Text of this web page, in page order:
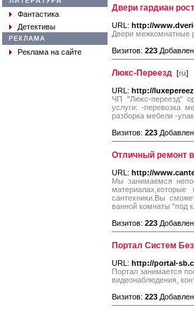
Фантастика
Детективы
Реклама на сайте
Двери гардиан
URL: http://
Двери межкомнатные
Визитов: 223
Люкс-Переезд [ru]
URL: http://
ЧП "Люкс-переезд"
услуги: -перевозка
разборка мебели -
Визитов: 223
Отличный ремонт
URL: http://
Мы занимаемся
сантехники.Вы
ванной комнаты "под
Визитов: 223
Портал Систем
URL: http://portal-
Портал занимается
видеонаблюдения,
Визитов: 223